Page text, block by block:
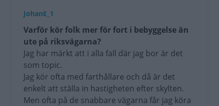
JohanE_1
Varför kör folk mer för fort i bebyggelse än
ute på riksvägarna?
Jag har märkt att i alla fall där jag bor är det
som topic.
Jag kör ofta med farthållare och då är det
enkelt att ställa in hastigheten efter skylten.
Men ofta på de snabbare vägarna får jag köra